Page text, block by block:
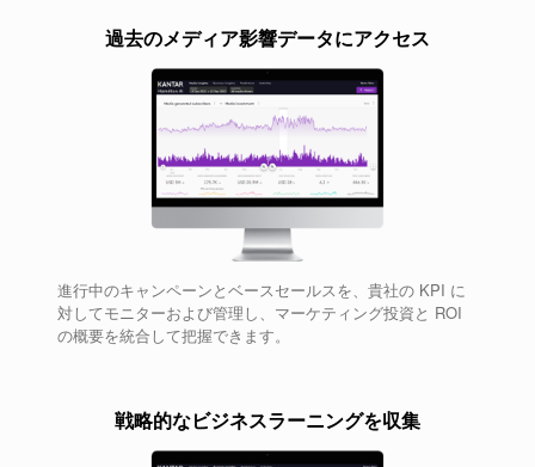
過去のメディア影響データにアクセス
進行中のキャンペーンとベースセールスを、貴社の KPI に
対してモニターおよび管理し、マーケティング投資と ROI
の概要を統合して把握できます。
戦略的なビジネスラーニングを収集